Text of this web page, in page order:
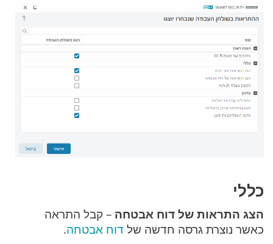
כללי
הצג התראות של דוח אבטחה – קבל התראה
כאשר נוצרת גרסה חדשה של דוח אבטחה.